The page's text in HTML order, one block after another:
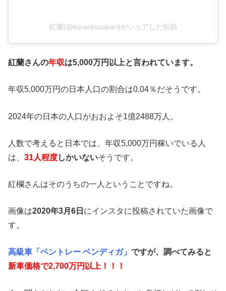
紅蘭(@kurankusakari)がシェアした投稿
紅蘭さんの年収は5,000万円以上と言われています。
年収5,000万円の日本人口の割合は0.04％だそうです。
2024年の日本の人口がおおよそ1億2488万人。
人数で考えると日本では、年収5,000万円稼いでいる人
は、 31人程度しかいないそうです。
紅欄さんはそのうちの一人ということですね。
画像は2020年3月6日 にインスタに投稿されていた画像で
す。
高級車「ベントレー ベンディガ」 ですが、調べてみると
新車価格で2,700万円以上！！！